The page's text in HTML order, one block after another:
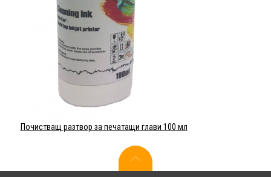
Почистващ разтвор за печатащи глави 100 мл